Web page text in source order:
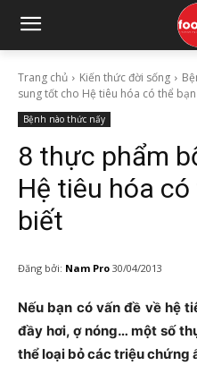
Trang chủ Kiến thức đời sống
sung tốt cho Hệ tiêu hóa có thể
Bệnh nào thức nấy
8 thực phẩm
Hệ tiêu hóa
biết
Đăng bởi: Nam Pro 30/04/2013
Nếu bạn có vấn đề về hệ
đầy hơi, ợ nóng… một số
thể loại bỏ các triệu chứng